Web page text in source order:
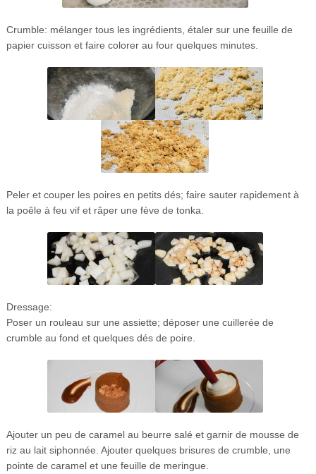
Crumble: mélanger tous les ingrédients, étaler sur une feuille de
papier cuisson et faire colorer au four quelques minutes.
Peler et couper les poires en petits dés; faire sauter rapidement à
la poêle à feu vif et râper une fève de tonka.
Dressage:
Poser un rouleau sur une assiette; déposer une cuillerée de
crumble au fond et quelques dés de poire.
Ajouter un peu de caramel au beurre salé et garnir de mousse de
riz au lait siphonnée. Ajouter quelques brisures de crumble, une
pointe de caramel et une feuille de meringue.